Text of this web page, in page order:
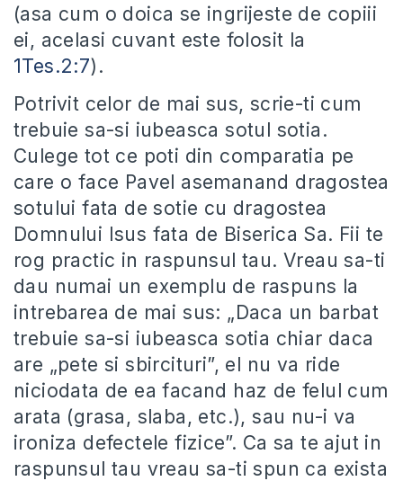
(asa cum o doica se ingrijeste de copiii
ei, acelasi cuvant este folosit la
1Tes.2:7).
Potrivit celor de mai sus, scrie-ti cum
trebuie sa-si iubeasca sotul sotia.
Culege tot ce poti din comparatia pe
care o face Pavel asemanand dragostea
sotului fata de sotie cu dragostea
Domnului Isus fata de Biserica Sa. Fii te
rog practic in raspunsul tau. Vreau sa-ti
dau numai un exemplu de raspuns la
intrebarea de mai sus: „Daca un barbat
trebuie sa-si iubeasca sotia chiar daca
are „pete si sbircituri”, el nu va ride
niciodata de ea facand haz de felul cum
arata (grasa, slaba, etc.), sau nu-i va
ironiza defectele fizice”. Ca sa te ajut in
raspunsul tau vreau sa-ti spun ca exista